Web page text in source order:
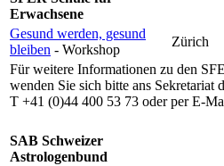
Erwachsene
Gesund werden, gesund
bleiben - Workshop
Zürich
Für weitere Informationen zu den
wenden Sie sich bitte ans Sekretariat
T +41 (0)44 400 53 73 oder per E-
SAB Schweizer
Astrologenbund